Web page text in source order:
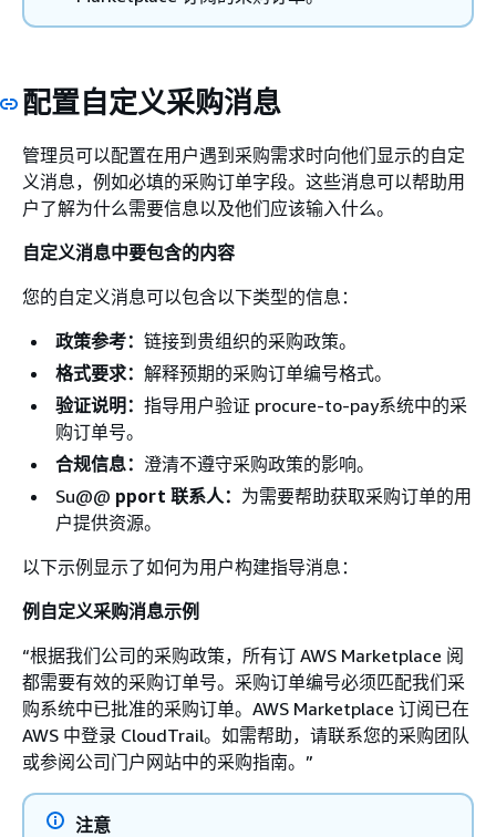
配置自定义采购消息
管理员可以配置在用户遇到采购需求时向他们显示的自定
义消息，例如必填的采购订单字段。这些消息可以帮助用
户了解为什么需要信息以及他们应该输入什么。
自定义消息中要包含的内容
您的自定义消息可以包含以下类型的信息：
政策参考： 链接到贵组织的采购政策。
格式要求： 解释预期的采购订单编号格式。
验证说明： 指导用户验证 procure-to-pay系统中的采
购订单号。
合规信息： 澄清不遵守采购政策的影响。
Su@@ pport 联系人： 为需要帮助获取采购订单的用
户提供资源。
以下示例显示了如何为用户构建指导消息：
例自定义采购消息示例
“根据我们公司的采购政策，所有订 AWS Marketplace 阅
都需要有效的采购订单号。采购订单编号必须匹配我们采
购系统中已批准的采购订单。AWS Marketplace 订阅已在
AWS 中登录 CloudTrail。如需帮助，请联系您的采购团队
或参阅公司门户网站中的采购指南。”
注意